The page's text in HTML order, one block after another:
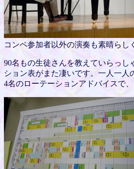
コンペ参加者以外の演奏も素晴らし
90名もの生徒さんを教えていらっ
ション表がまた凄いです。一人一
4名のローテーションアドバイスで